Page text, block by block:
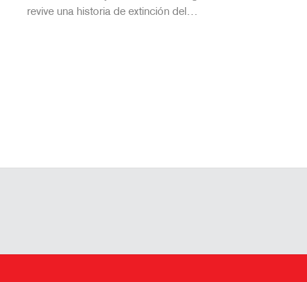
revive una historia de extinción del…